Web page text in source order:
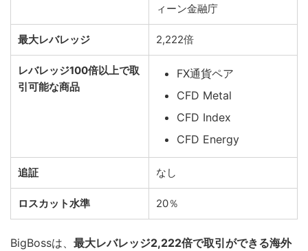
ィーン金融庁
最大レバレッジ 2,222倍
レバレッジ100倍以上で取
引可能な商品
FX通貨ペア
CFD Metal
CFD Index
CFD Energy
追証 なし
ロスカット水準 20％
BigBossは、 最大レバレッジ2,222倍で取引ができる海外